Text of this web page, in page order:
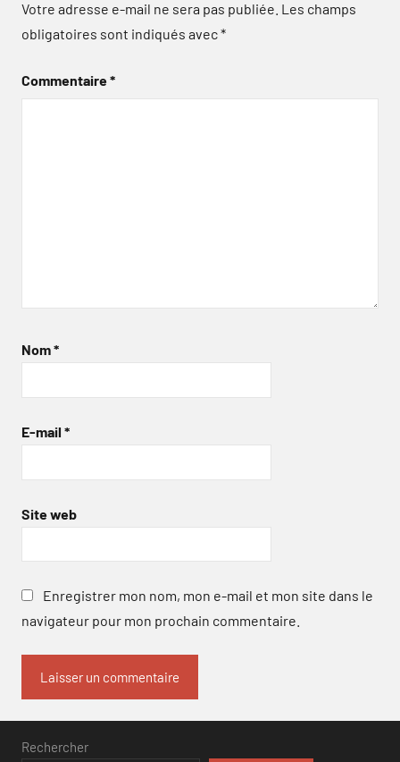
Votre adresse e-mail ne sera pas publiée. Les champs
obligatoires sont indiqués avec*
Commentaire*
Nom*
E-mail *
Site web
Enregistrer mon nom, mon e-mail et mon site dans le
navigateur pour mon prochain commentaire.
Rechercher